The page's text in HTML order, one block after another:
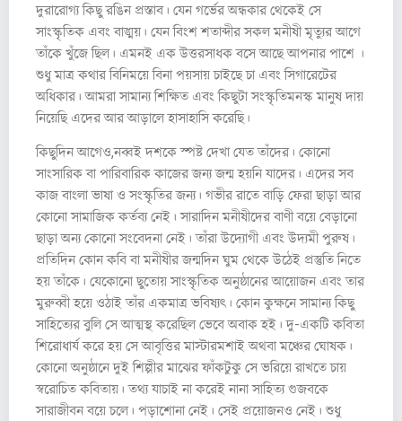
দুরারোগ্য কিছু রঙিন প্রস্তাব। যেন গর্ভের অন্ধকার থেকেই সে
সাংস্কৃতিক এবং বাঙ্ময়। যেন বিংশ শতাব্দীর সকল মনীষী মৃত্যুর আগে
তাঁকে খুঁজে ছিল। এমনই এক উত্তরসাধক বসে আছে আপনার পাশে ।
শুধু মাত্র কথার বিনিময়ে বিনা পয়সায় চাইছে চা এবং সিগারেটের
অধিকার। আমরা সামান্য শিক্ষিত এবং কিছুটা সংস্কৃতিমনস্ক মানুষ দায়
নিয়েছি এদের আর আড়ালে হাসাহাসি করেছি।
কিছুদিন আগেও,নব্বই দশকে স্পষ্ট দেখা যেত তাঁদের। কোনো
সাংসারিক বা পারিবারিক কাজের জন্য জন্ম হয়নি যাদের। এদের সব
কাজ বাংলা ভাষা ও সংস্কৃতির জন্য। গভীর রাতে বাড়ি ফেরা ছাড়া আর
কোনো সামাজিক কর্তব্য নেই। সারাদিন মনীষীদের বাণী বয়ে বেড়ানো
ছাড়া অন্য কোনো সংবেদনা নেই। তাঁরা উদ্যোগী এবং উদ্যমী পুরুষ।
প্রতিদিন কোন কবি বা মনীষীর জন্মদিন ঘুম থেকে উঠেই প্রস্তুতি নিতে
হয় তাঁকে। যেকোনো ছুতোয় সাংস্কৃতিক অনুষ্ঠানের আয়োজন এবং তার
মুরুব্বী হয়ে ওঠাই তাঁর একমাত্র ভবিষ্যৎ। কোন কুক্ষনে সামান্য কিছু
সাহিত্যের বুলি সে আত্মস্থ করেছিল ভেবে অবাক হই। দু-একটি কবিতা
শিরোধার্য করে হয় সে আবৃত্তির মাস্টারমশাই অথবা মঞ্চের ঘোষক।
কোনো অনুষ্ঠানে দুই শিল্পীর মাঝের ফাঁকটুকু সে ভরিয়ে রাখতে চায়
স্বরোচিত কবিতায়। তথ্য যাচাই না করেই নানা সাহিত্য গুজবকে
সারাজীবন বয়ে চলে। পড়াশোনা নেই। সেই প্রয়োজনও নেই। শুধু